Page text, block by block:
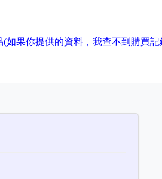
(如果你提供的資料，我查不到購買